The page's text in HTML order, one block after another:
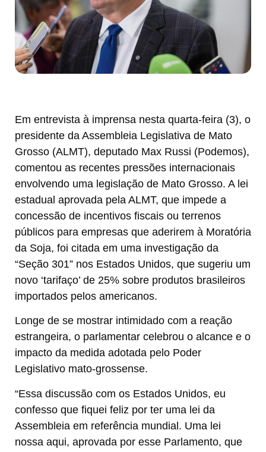
Em entrevista à imprensa nesta quarta-feira (3), o
presidente da Assembleia Legislativa de Mato
Grosso (ALMT), deputado Max Russi (Podemos),
comentou as recentes pressões internacionais
envolvendo uma legislação de Mato Grosso. A lei
estadual aprovada pela ALMT, que impede a
concessão de incentivos fiscais ou terrenos
públicos para empresas que aderirem à Moratória
da Soja, foi citada em uma investigação da
“Seção 301” nos Estados Unidos, que sugeriu um
novo ‘tarifaço’ de 25% sobre produtos brasileiros
importados pelos americanos.
Longe de se mostrar intimidado com a reação
estrangeira, o parlamentar celebrou o alcance e o
impacto da medida adotada pelo Poder
Legislativo mato-grossense.
“Essa discussão com os Estados Unidos, eu
confesso que fiquei feliz por ter uma lei da
Assembleia em referência mundial. Uma lei
nossa aqui, aprovada por esse Parlamento, que